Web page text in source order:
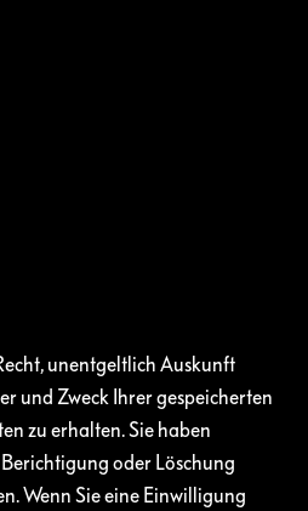
unentgeltlich Auskunft
und Zweck Ihrer gespeicherten
zu erhalten. Sie haben
oder Löschung
Wenn Sie eine Einwilligung